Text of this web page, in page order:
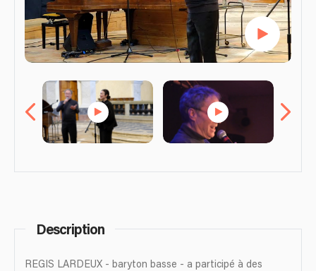
Description
REGIS LARDEUX - baryton basse - a participé à des